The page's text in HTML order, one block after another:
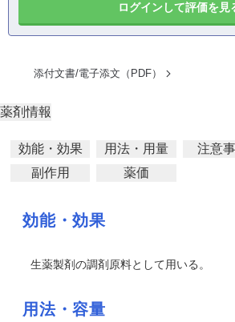
ログインして評価を見
添付文書/電子添文（PDF）
薬剤情報
効能・効果 用法・用量 注意
副作用
薬価
効能・効果
生薬製剤の調剤原料として用いる。
用法・容量